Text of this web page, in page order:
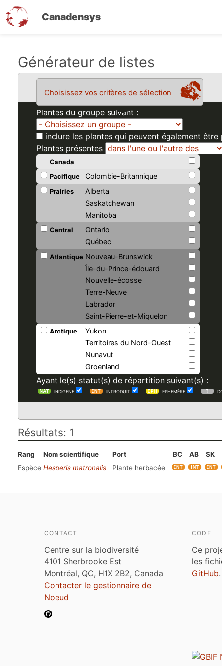
Canadensys
Générateur de listes
Choisissez vos critères de sélection
Plantes du groupe suivant :
inclure les plantes qui peuvent également
Plantes présentes
Canada
Pacifique
Colombie-Britannique
Prairies
Alberta
Saskatchewan
Manitoba
Central
Ontario
Québec
Atlantique Nouveau-Brunswick
Île-du-Prince-édouard
Nouvelle-écosse
Terre-Neuve
Labrador
Saint-Pierre-et-Miquelon
Arctique
Yukon
Territoires du Nord-Ouest
Nunavut
Groenland
Ayant le(s) statut(s) de répartition suivant(s) :
INDIGÈNE INTRODUIT EPHEMÈRE
Résultats: 1
Rang Nom scientifique Port BC AB
SK
Espèce Hesperis matronalis Plante herbacée
CONTACT
Centre sur la biodiversité
4101 Sherbrooke Est
Montréal, QC, H1X 2B2, Canada
Contacter le gestionnaire de
Noeud
CODE
Ce
les
GitHub.